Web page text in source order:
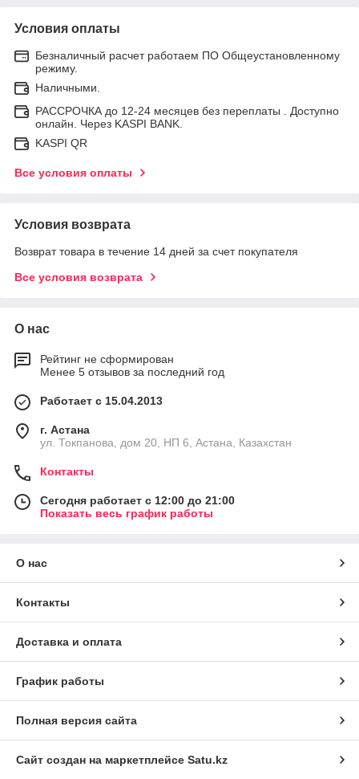
Условия оплаты
Безналичный расчет работаем ПО Общеустановленному
режиму.
Наличными.
РАССРОЧКА до 12-24 месяцев без переплаты . Доступно
онлайн. Через KASPI BANK.
KASPI QR
Все условия оплаты
Условия возврата
Возврат товара в течение 14 дней за счет покупателя
Все условия возврата
О нас
Рейтинг не сформирован
Менее 5 отзывов за последний год
Работает с 15.04.2013
г. Астана
ул. Токпанова, дом 20, НП 6, Астана, Казахстан
Контакты
Сегодня работает с 12:00 до 21:00
Показать весь график работы
О нас
Контакты
Доставка и оплата
График работы
Полная версия сайта
Сайт создан на маркетплейсе Satu.kz